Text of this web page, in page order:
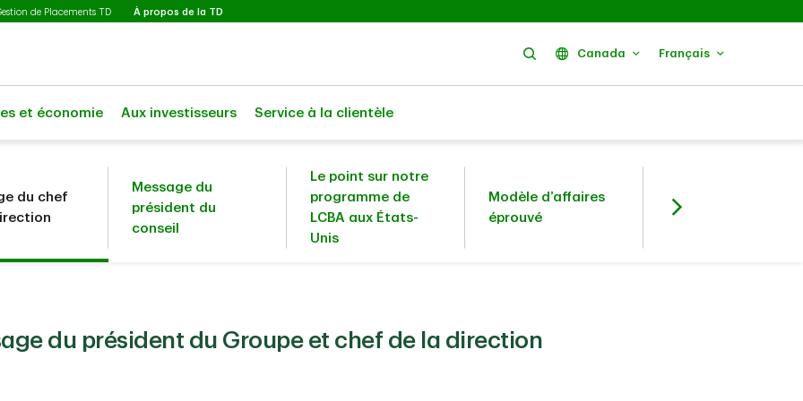
de Placements TD À propos de la TD
Rechercher
Canada Français
et économie Aux investisseurs Service à la clientèle
du chef
Message du
président du
conseil
Le point sur notre
programme de
LCBA aux États-
Unis
Modèle d’affaires
éprouvé
Axés sur des
objectifs
du président du Groupe et chef de la direction